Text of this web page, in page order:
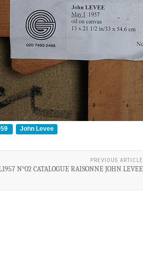
John Levee
PREVIOUS ARTICLE
N°02 CATALOGUE RAISONNE JOHN LEVEE